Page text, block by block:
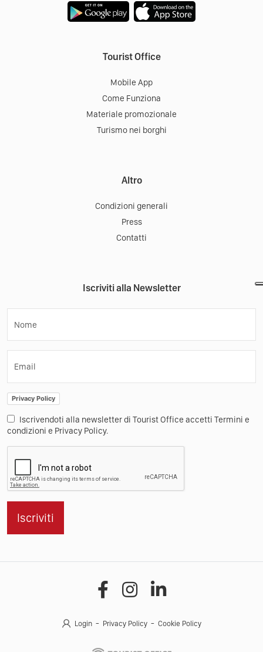
Tourist Office
Mobile App
Come Funziona
Materiale promozionale
Turismo nei borghi
Altro
Condizioni generali
Press
Contatti
Iscriviti alla Newsletter
Nome
Email
Privacy Policy
Iscrivendoti alla newsletter di Tourist Office accetti Termini e
condizioni e Privacy Policy.
Iscriviti
Login Privacy Policy Cookie Policy